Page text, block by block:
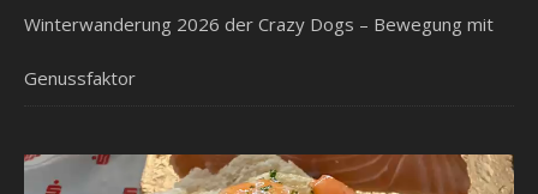
Winterwanderung 2026 der Crazy Dogs – Bewegung mit
Genussfaktor